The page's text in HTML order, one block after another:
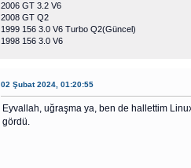
2006 GT 3.2 V6
2008 GT Q2
1999 156 3.0 V6 Turbo Q2(Güncel)
1998 156 3.0 V6
02 Şubat 2024, 01:20:55
Eyvallah, uğraşma ya, ben de hallettim
gördü.